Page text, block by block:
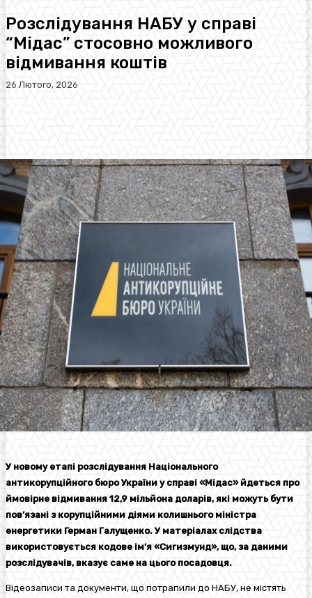
Розслідування НАБУ у справі
“Мідас” стосовно можливого
відмивання коштів
26 Лютого, 2026
У новому етапі розслідування Національного
антикорупційного бюро України у справі «Мідас» йдеться про
ймовірне відмивання 12,9 мільйона доларів, які можуть бути
пов’язані з корупційними діями колишнього міністра
енергетики Герман Галущенко. У матеріалах слідства
використовується кодове ім’я «Сигизмунд», що, за даними
розслідувачів, вказує саме на цього посадовця.
Відеозаписи та документи, що потрапили до НАБУ, не містять